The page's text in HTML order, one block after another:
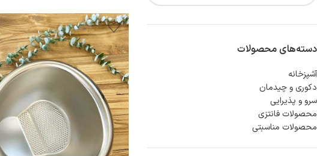
دسته‌های محصولات
آشپزخانه
دكورى و چيدمان
سرو و پذيرايى
محصولات فانتزی
محصولات مناسبتی